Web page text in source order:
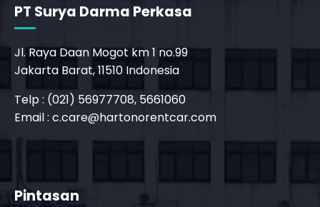
PT Surya Darma Perkasa
Jl. Raya Daan Mogot km 1 no.99
Jakarta Barat, 11510 Indonesia
Telp : (021) 56977708, 5661060
Email : c.care@hartonorentcar.com
Pintasan